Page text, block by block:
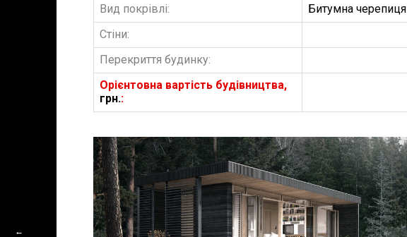
Вид покрівлі:
Битумна черепиця
Стіни:
Перекриття будинку:
Орієнтовна вартість будівництва,
грн.:
БУДІВНИЦТВО БУДИНКІВ
З
АББ”ТВІЙ ПРОЕКТ”
←